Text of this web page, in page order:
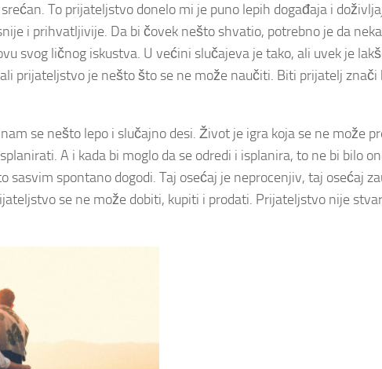
To prijateljstvo donelo mi je puno lepih događaja i
i prihvatljivije. Da bi čovek nešto shvatio, potrebno je da
svog ličnog iskustva. U većini slučajeva je tako, ali uvek je
prijateljstvo je nešto što se ne može naučiti. Biti prijatelj znači
se nešto lepo i slučajno desi. Život je igra koja se ne može
A i kada bi moglo da se odredi i isplanira, to ne bi bilo
sasvim spontano dogodi. Taj osećaj je neprocenjiv, taj osećaj
se ne može dobiti, kupiti i prodati. Prijateljstvo nije